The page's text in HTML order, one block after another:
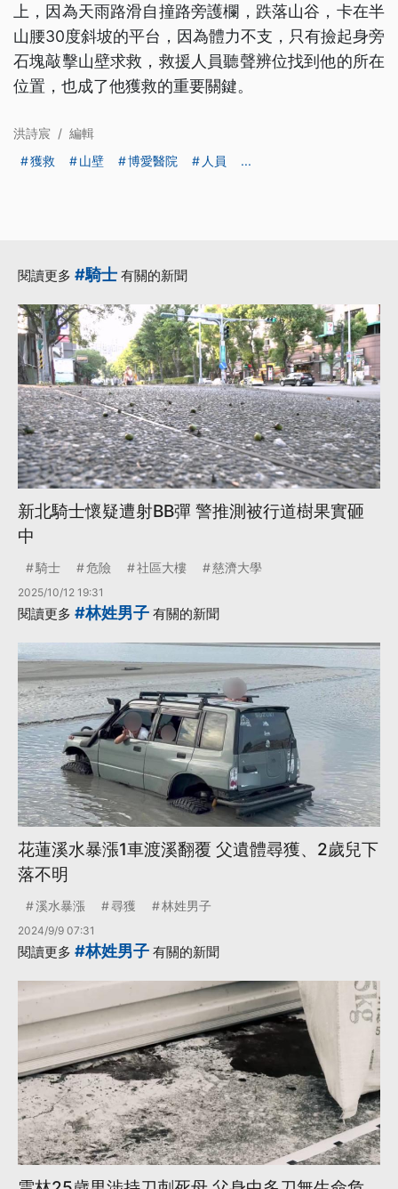
上，因為天雨路滑自撞路旁護欄，跌落山谷，卡在半
山腰30度斜坡的平台，因為體力不支，只有撿起身旁
石塊敲擊山壁求救，救援人員聽聲辨位找到他的所在
位置，也成了他獲救的重要關鍵。
洪詩宸 / 編輯
獲救
山壁 博愛醫院 人員 ...
閱讀更多 #騎士 有關的新聞
新北騎士懷疑遭射BB彈 警推測被行道樹果實砸
中
騎士 危險 社區大樓 慈濟大學
2025/10/12 19:31
閱讀更多 #林姓男子 有關的新聞
花蓮溪水暴漲1車渡溪翻覆 父遺體尋獲、2歲兒下
落不明
溪水暴漲 尋獲 林姓男子
2024/9/9 07:31
閱讀更多 #林姓男子 有關的新聞